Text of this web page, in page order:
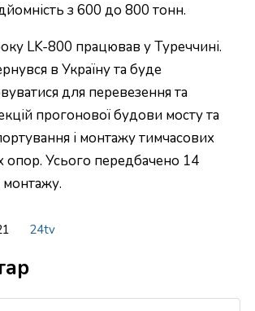
з 600 до 800 тонн.
LK-800 працював у Туреччині.
в Україну та буде
для перевезення та
прогонової будови мосту та
і монтажу тимчасових
опор. Усього передбачено 14
монтажу.
24tv